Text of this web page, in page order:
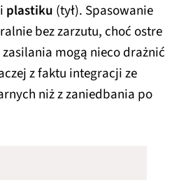
plastiku (tył). Spasowanie
bez zarzutu, choć ostre
mogą nieco drażnić
z faktu integracji ze
niż z zaniedbania po